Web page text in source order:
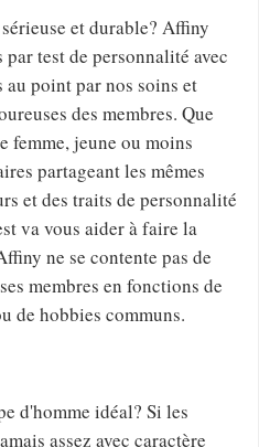
et durable? Affiny
test de personnalité avec
point par nos soins et
des membres. Que
femme, jeune ou moins
partageant les mêmes
et des traits de personnalité
va vous aider à faire la
ne se contente pas de
membres en fonctions de
de hobbies communs.
d'homme idéal? Si les
assez avec caractère